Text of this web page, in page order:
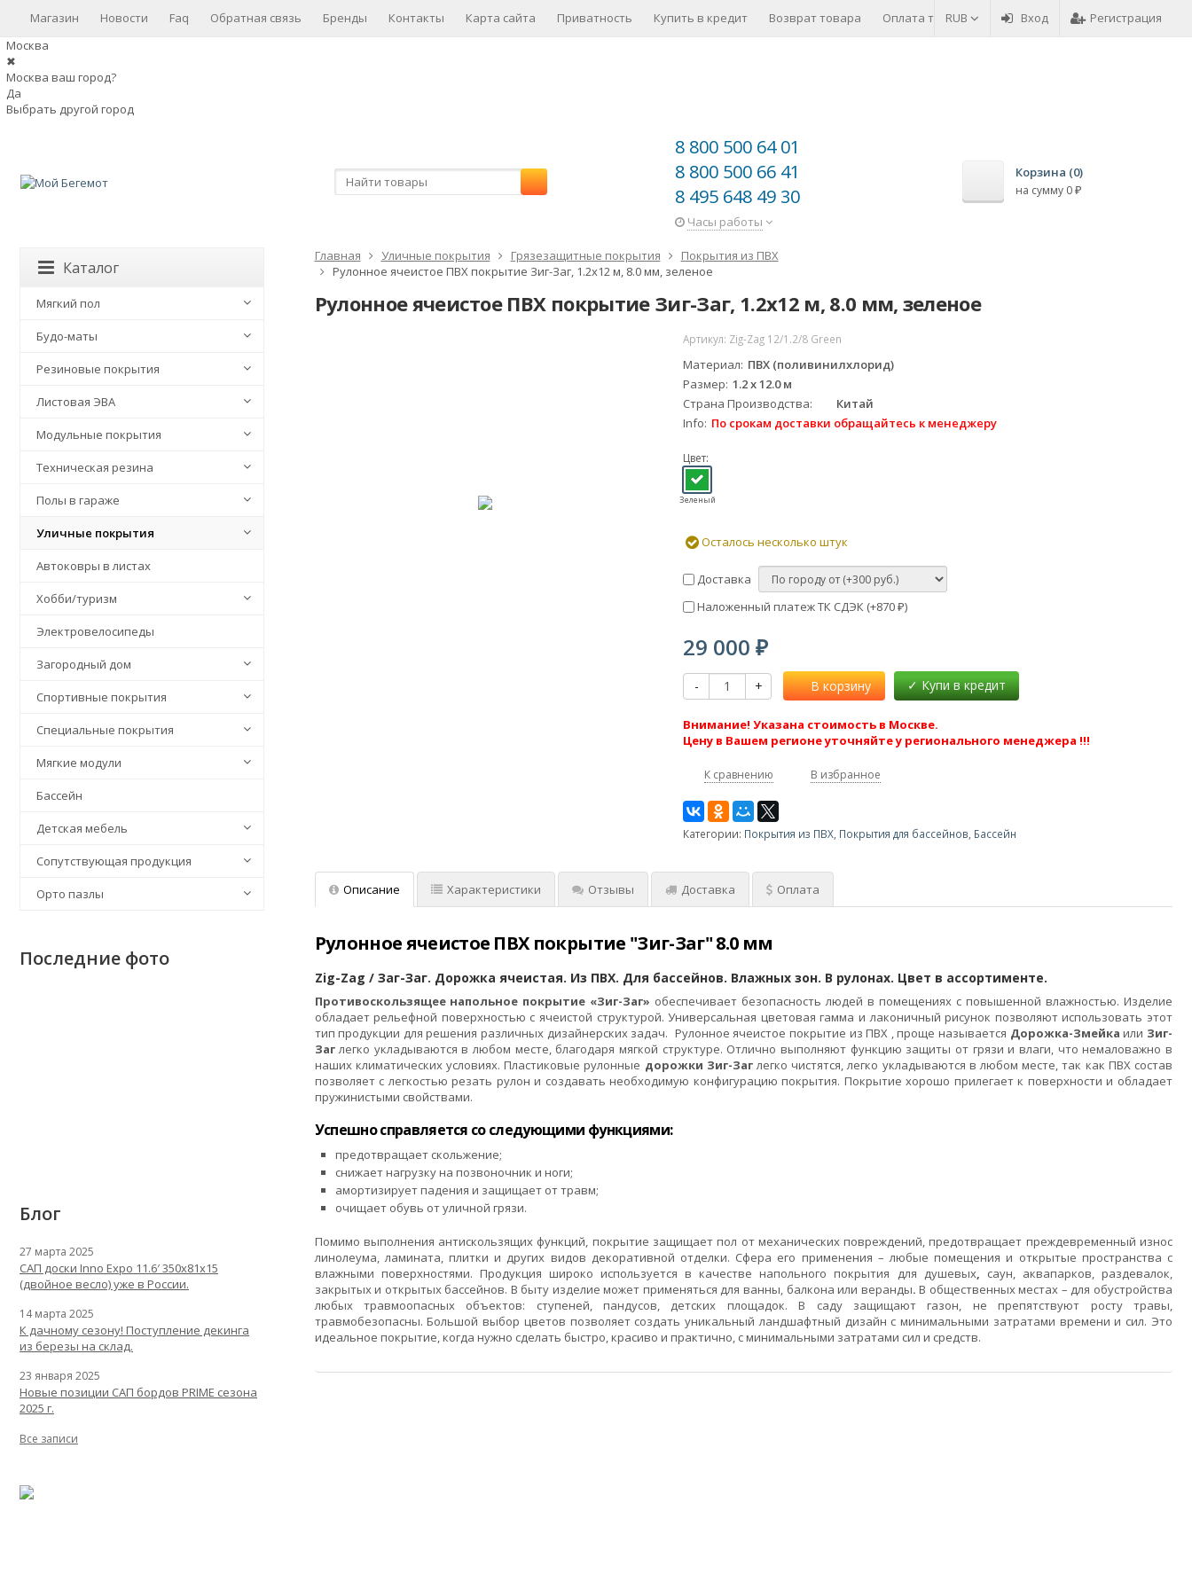
RUB Вход Регистрация
Магазин Новости Faq Обратная связь Бренды Контакты Карта сайта Приватность Купить в кредит Возврат товара
Оплата товара
Москва
✖
Москва ваш город?
Да
Выбрать другой город
8 800 500 64 01
8 800 500 66 41
8 495 648 49 30
Часы работы
Корзина (0)
на сумму 0 ₽
Главная Уличные покрытия Грязезащитные покрытия
Покрытия из ПВХ
Рулонное ячеистое ПВХ покрытие Зиг-Заг, 1.2x12 м, 8.0 мм, зеленое
Рулонное ячеистое ПВХ покрытие Зиг-Заг, 1.2x12 м, 8.0 мм, зеленое
Артикул: Zig-Zag 12/1.2/8 Green
Материал ПВХ (поливинилхлорид)
Размер 1.2 х 12.0 м
Страна Производства
Китай
Info По срокам доставки обращайтесь к менеджеру
Цвет:
Зеленый
Осталось несколько штук
Доставка
Наложенный платеж ТК СДЭК (+870₽)
29 000₽
- + В корзину
Внимание! Указана стоимость в Москве.
Цену в Вашем регионе уточняйте у регионального менеджера !!!
К сравнению В избранное
Категории: Покрытия из ПВХ Покрытия для бассейнов Бассейн
Описание Характеристики Отзывы Доставка Оплата
Рулонное ячеистое ПВХ покрытие "Зиг-Заг" 8.0 мм
Zig-Zag / Заг-Заг. Дорожка ячеистая. Из ПВХ. Для бассейнов. Влажных зон. В рулонах. Цвет в ассортименте.
Противоскользящее напольное покрытие «Зиг-Заг» обеспечивает безопасность людей в помещениях с повышенной влажностью. Изделие
обладает рельефной поверхностью с ячеистой структурой. Универсальная цветовая гамма и лаконичный рисунок позволяют использовать этот
тип продукции для решения различных дизайнерских задач. Рулонное ячеистое покрытие из ПВХ , проще называется Дорожка-Змейка или Зиг-
Заглегко укладываются в любом месте, благодаря мягкой структуре. Отлично выполняют функцию защиты от грязи и влаги, что немаловажно в
наших климатических условиях. Пластиковые рулонные дорожки Зиг-Заглегко чистятся, легко укладываются в любом месте, так как ПВХ состав
позволяет с легкостью резать рулон и создавать необходимую конфигурацию покрытия. Покрытие хорошо прилегает к поверхности и обладает
пружинистыми свойствами.
Успешно справляется со следующими функциями:
предотвращает скольжение;
снижает нагрузку на позвоночник и ноги;
амортизирует падения и защищает от травм;
очищает обувь от уличной грязи.
Помимо выполнения антискользящих функций, покрытие защищает пол от механических повреждений, предотвращает преждевременный износ
линолеума, ламината, плитки и других видов декоративной отделки. Сфера его применения – любые помещения и открытые пространства с
влажными поверхностями. Продукция широко используется в качестве напольного покрытия для душевых, саун, аквапарков, раздевалок,
закрытых и открытых бассейнов. В быту изделие может применяться для ванны, балкона или веранды.В общественных местах – для обустройства
любых травмоопасных объектов: ступеней, пандусов, детских площадок. В саду защищают газон, не препятствуют росту травы,
травмобезопасны. Большой выбор цветов позволяет создать уникальный ландшафтный дизайн с минимальными затратами времени и сил. Это
идеальное покрытие, когда нужно сделать быстро, красиво и практично, с минимальными затратами сил и средств.
Каталог
Мягкий пол
Будо-маты
Резиновые покрытия
Листовая ЭВА
Модульные покрытия
Техническая резина
Полы в гараже
Уличные покрытия
Автоковры в листах
Хобби/туризм
Электровелосипеды
Загородный дом
Спортивные покрытия
Специальные покрытия
Мягкие модули
Бассейн
Детская мебель
Сопутствующая продукция
Орто пазлы
Последние фото
Блог
27 марта 2025
САП доски Inno Expo 11.6′ 350x81x15
(двойное весло) уже в России.
14 марта 2025
К дачному сезону! Поступление декинга
из березы на склад.
23 января 2025
Новые позиции САП бордов PRIME сезона
2025 г.
Все записи